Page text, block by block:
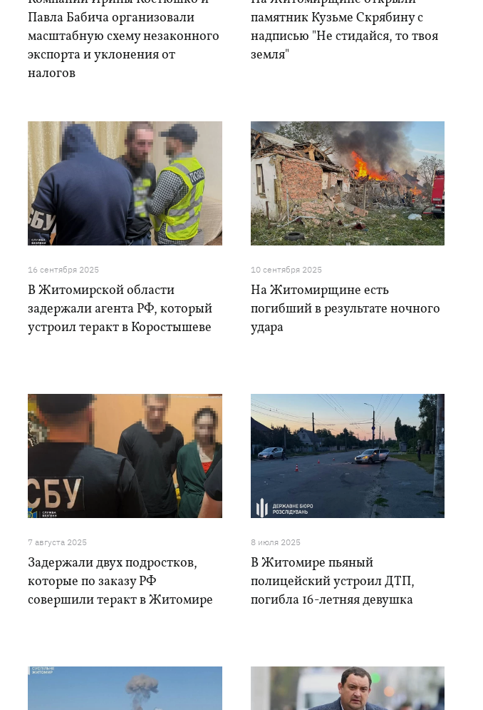
Павла Бабича организовали
масштабную схему незаконного
экспорта и уклонения от
налогов
памятник Кузьме Скрябину с
надписью "Не стидайся, то твоя
земля"
16 сентября 2025
В Житомирской области
задержали агента РФ, который
устроил теракт в Коростышеве
10 сентября 2025
На Житомирщине есть
погибший в результате ночного
удара
7 августа 2025
Задержали двух подростков,
которые по заказу РФ
совершили теракт в Житомире
8 июля 2025
В Житомире пьяный
полицейский устроил ДТП,
погибла 16-летняя девушка